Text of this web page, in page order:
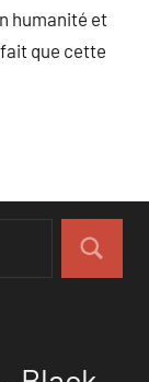
humanité et
que cette